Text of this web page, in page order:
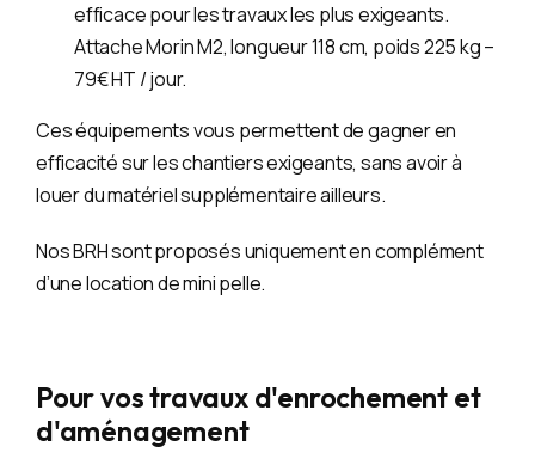
efficace pour les travaux les plus exigeants.
Attache Morin M2, longueur 118 cm, poids 225 kg –
79€ HT / jour.
Ces équipements vous permettent de gagner en
efficacité sur les chantiers exigeants, sans avoir à
louer du matériel supplémentaire ailleurs.
Nos BRH sont proposés uniquement en complément
d’une location de mini pelle.
Pour vos travaux d'enrochement et
d'aménagement